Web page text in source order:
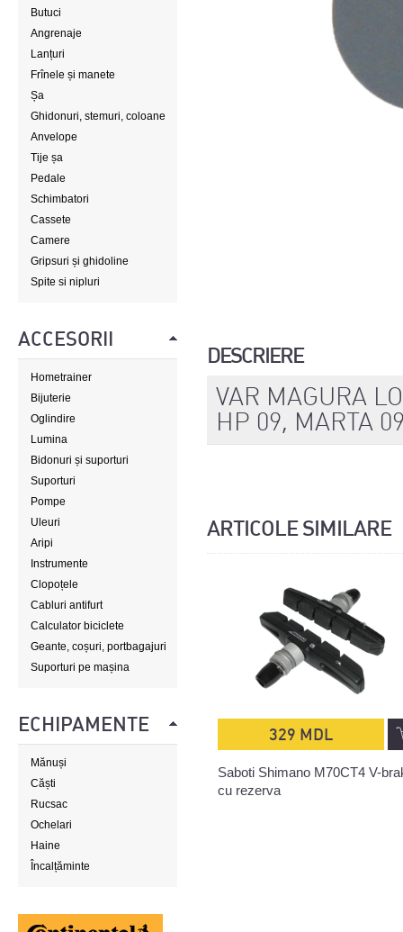
Butuci
Angrenaje
Lanțuri
Frînele și manete
Șa
Ghidonuri, stemuri, coloane
de direcție
Anvelope
Tije șa
Pedale
Schimbatori
Cassete
Camere
Gripsuri și ghidoline
Spite si nipluri
ACCESORII
Hometrainer
Bijuterie
Oglindire
Lumina
Bidonuri și suporturi
Suporturi
Pompe
Uleuri
Aripi
Instrumente
Clopoțele
Cabluri antifurt
Calculator biciclete
Geante, coșuri, portbagajuri
Suporturi pe mașina
ECHIPAMENTE
Mănuși
Căști
Rucsac
Ochelari
Haine
Încalțăminte
DESCRIERE
VAR MAGURA
HP 09, MARTA
ARTICOLE SIMILARE
329 MDL
Saboti Shimano M70CT4 V-
cu rezerva